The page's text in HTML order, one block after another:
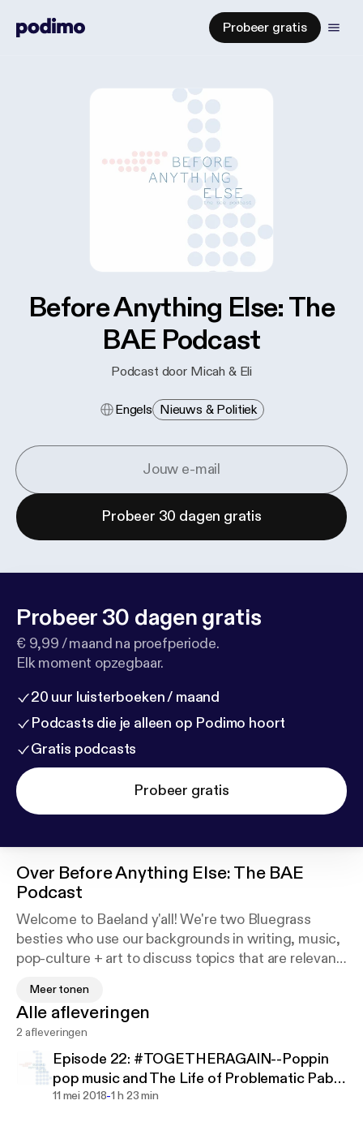
Probeer gratis
Before Anything Else: The
BAE Podcast
Podcast door Micah & Eli
Engels Nieuws & Politiek
Probeer 30 dagen gratis
Probeer 30 dagen gratis
€ 9,99 / maand na proefperiode.
Elk moment opzegbaar.
20 uur luisterboeken / maand
Podcasts die je alleen op Podimo hoort
Gratis podcasts
Probeer gratis
Over Before Anything Else: The BAE
Podcast
Welcome to Baeland y'all! We're two Bluegrass
besties who use our backgrounds in writing, music,
pop-culture + art to discuss topics that are relevant
intersections with tunes, topics + gossip we love;
and remember-- the cultural and social tea is always
served best, Before Anything Else.
Meer tonen
Alle afleveringen
2 afleveringen
Episode 22: #TOGETHERAGAIN--Poppin
pop music and The Life of Problematic Pablo
w/Rachael Edwards
11 mei 2018-1 h 23 min